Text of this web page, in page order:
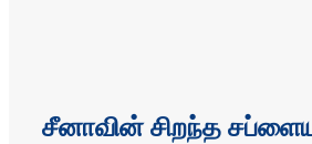
சீனாவின் சிறந்த